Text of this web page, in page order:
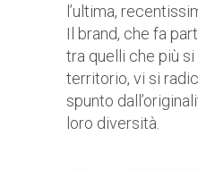
l’ultima,
Il brand, che fa
tra quelli che più
territorio, vi si
spunto
loro diversità.